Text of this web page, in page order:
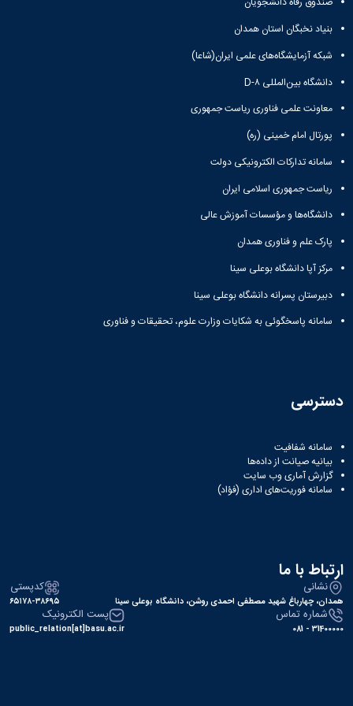
پشتیبانی
فرهنگی
اجتماعی
بنیاد نخبگان استان همدان
شبکه آزمایشگاه‌های علمی ایران(شاعا)
دانشگاه بین‌المللی D-۸
معاونت علمی فناوری ریاست جمهوری
پورتال امام خمینی (ره)
سامانه تدارکات الکترونیکی دولت
ریاست جمهوری اسلامی ایران
دانشگاه‌ها و مؤسسات آموزش عالی
پارک علم و فناوری همدان
مرکز آپا دانشگاه بوعلی سینا
دبیرستان پسرانه دانشگاه بوعلی سینا
سامانه پاسخگوئی به شکایات وزارت علوم، تحقیقات و فناوری
دسترسی
سامانه شفافیت
بیانیه صیانت از داده‌ها
گزارش آماری وب‌ سایت
سامانه فوریت‌های اداری (فؤاد)
ارتباط با ما
نشانی
همدان، چهارباغ شهید مصطفی احمدی روشن، دانشگاه بوعلی سینا
کدپستی
۶۵۱۷۸-۳۸۶۹۵
شماره تماس
31400000 - 081
پست الکترونیک
public_relation[at]basu.ac.ir